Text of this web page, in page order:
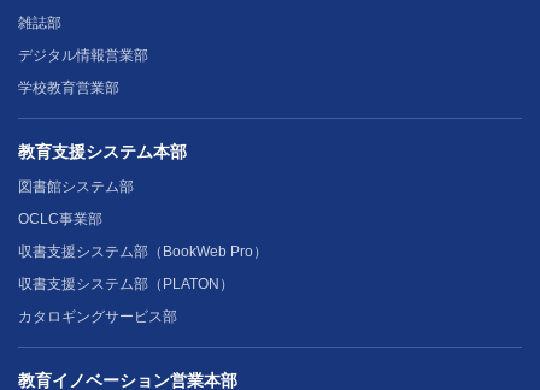
雑誌部
デジタル情報営業部
学校教育営業部
教育支援システム本部
図書館システム部
OCLC事業部
収書支援システム部（BookWeb Pro）
収書支援システム部（PLATON）
カタロギングサービス部
教育イノベーション営業本部